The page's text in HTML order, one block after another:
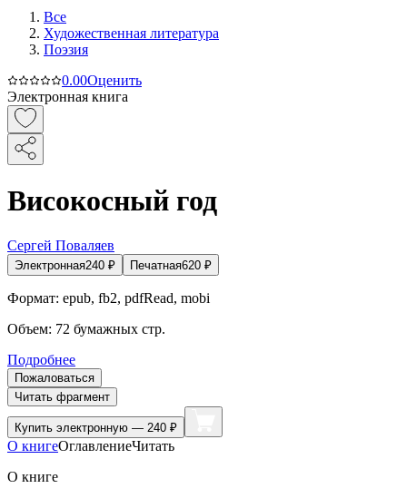
Все
Художественная литература
Поэзия
0.00Оценить
Электронная книга
Високосный год
Сергей Поваляев
Электронная240 ₽ Печатная620 ₽
Формат: epub, fb2, pdfRead, mobi
Объем: 72 бумажных стр.
Подробнее
Пожаловаться
Читать фрагмент
Купить электронную — 240 ₽
О книгеОглавлениеЧитать
О книге